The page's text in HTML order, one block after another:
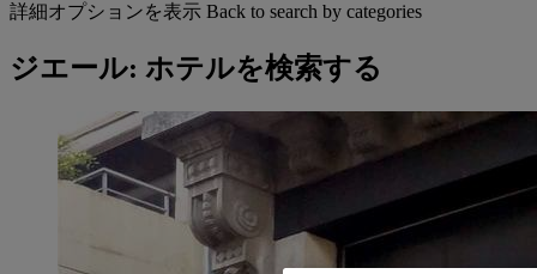
詳細オプションを表示 Back to search by categories
ジエール: ホテルを検索する